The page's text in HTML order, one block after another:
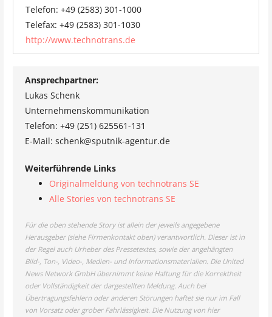
Telefon: +49 (2583) 301-1000
Telefax: +49 (2583) 301-1030
http://www.technotrans.de
Ansprechpartner:
Lukas Schenk
Unternehmenskommunikation
Telefon: +49 (251) 625561-131
E-Mail: schenk@sputnik-agentur.de
Weiterführende Links
Originalmeldung von technotrans SE
Alle Stories von technotrans SE
Für die oben stehende Story ist allein der jeweils angegebene
Herausgeber (siehe Firmenkontakt oben) verantwortlich. Dieser ist in
der Regel auch Urheber des Pressetextes, sowie der angehängten
Bild-, Ton-, Video-, Medien- und Informationsmaterialien. Die United
News Network GmbH übernimmt keine Haftung für die Korrektheit
oder Vollständigkeit der dargestellten Meldung. Auch bei
Übertragungsfehlern oder anderen Störungen haftet sie nur im Fall
von Vorsatz oder grober Fahrlässigkeit. Die Nutzung von hier